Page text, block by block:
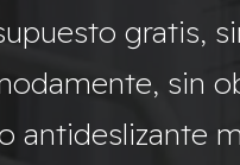
gratis,
sin
antideslizante